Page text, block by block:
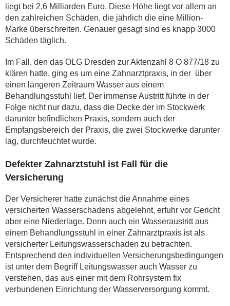
liegt bei 2,6 Milliarden Euro. Diese Höhe liegt vor allem an
den zahlreichen Schäden, die jährlich die eine Million-
Marke überschreiten. Genauer gesagt sind es knapp 3000
Schäden täglich.
Im Fall, den das OLG Dresden zur Aktenzahl 8 O 877/18 zu
klären hatte, ging es um eine Zahnarztpraxis, in der über
einen längeren Zeitraum Wasser aus einem
Behandlungsstuhl lief. Der immense Austritt führte in der
Folge nicht nur dazu, dass die Decke der im Stockwerk
darunter befindlichen Praxis, sondern auch der
Empfangsbereich der Praxis, die zwei Stockwerke darunter
lag, durchfeuchtet wurde.
Defekter Zahnarztstuhl ist Fall für die
Versicherung
Der Versicherer hatte zunächst die Annahme eines
versicherten Wasserschadens abgelehnt, erfuhr vor Gericht
aber eine Niederlage. Denn auch ein Wasseraustritt aus
einem Behandlungsstuhl in einer Zahnarztpraxis ist als
versicherter Leitungswasserschaden zu betrachten.
Entsprechend den individuellen Versicherungsbedingungen
ist unter dem Begriff Leitungswasser auch Wasser zu
verstehen, das aus einer mit dem Rohrsystem fix
verbundenen Einrichtung der Wasserversorgung kommt.